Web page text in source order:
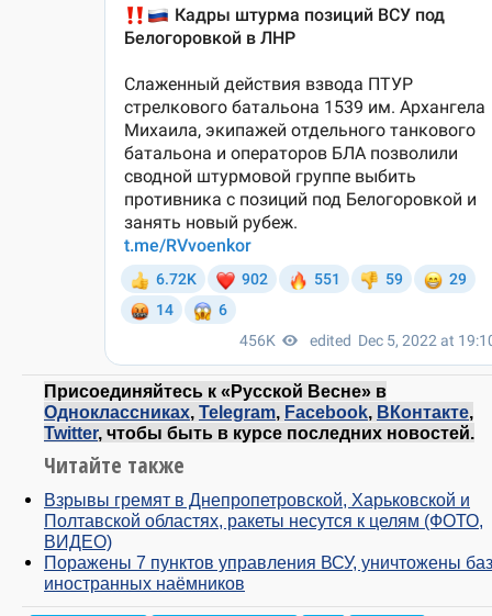
Присоединяйтесь к «Русской Весне» в
Одноклассниках Telegram Facebook ВКонтакте
Twitter, чтобы быть в курсе последних новостей.
Читайте также
Взрывы гремят в Днепропетровской, Харьковской и
Полтавской областях, ракеты несутся к целям (ФОТО,
ВИДЕО)
Поражены 7 пунктов управления ВСУ, уничтожены
иностранных наёмников